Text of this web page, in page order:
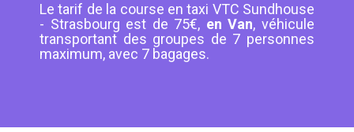
Le tarif de la course en taxi VTC Sundhouse
- Strasbourg est de 75€, en Van, véhicule
transportant des groupes de 7 personnes
maximum, avec 7 bagages.